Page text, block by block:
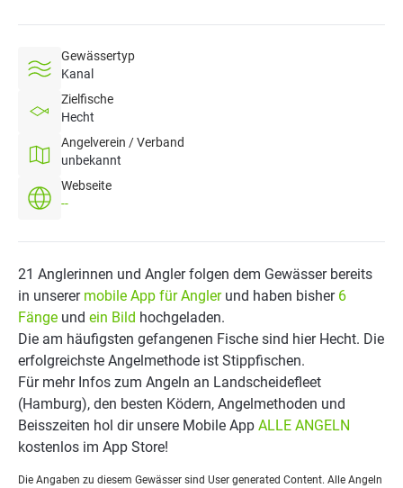
Gewässertyp
Kanal
Zielfische
Hecht
Angelverein / Verband
unbekannt
Webseite
--
21 Anglerinnen und Angler folgen dem Gewässer bereits
in unserer mobile App für Anglerund haben bisher 6
Fänge und ein Bild hochgeladen.
Die am häufigsten gefangenen Fische sind hier Hecht. Die
erfolgreichste Angelmethode ist Stippfischen.
Für mehr Infos zum Angeln an Landscheidefleet
(Hamburg), den besten Ködern, Angelmethoden und
Beisszeiten hol dir unsere Mobile App ALLE ANGELN
kostenlos im App Store!
Die Angaben zu diesem Gewässer sind User generated Content. Alle Angeln